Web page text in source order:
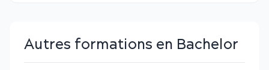
Autres formations en Bachelor